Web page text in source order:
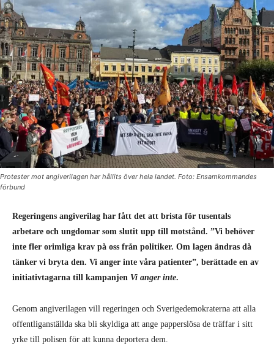
Protester mot angiverilagen har hållits över hela landet. Foto: Ensamkommandes
förbund
Regeringens angiverilag har fått det att brista för tusentals
arbetare och ungdomar som slutit upp till motstånd. ”Vi behöver
inte fler orimliga krav på oss från politiker. Om lagen ändras då
tänker vi bryta den. Vi anger inte våra patienter”, berättade en av
initiativtagarna till kampanjen Vi anger inte.
Genom angiverilagen vill regeringen och Sverigedemokraterna att alla
offentliganställda ska bli skyldiga att ange papperslösa de träffar i sitt
yrke till polisen för att kunna deportera dem.